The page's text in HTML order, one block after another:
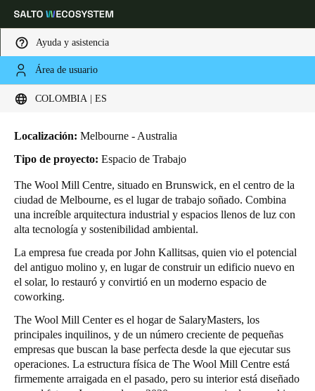
Ayuda y asistencia
Área de usuario
COLOMBIA | ES
Elija su ubicación y configuración de idioma
Global
Mexico
Colombia
Español
Chile
Español
HOME INDUSTRIAS
THE WOOL MILL CENTRE
The Wool Mill Centre
Localización: Melbourne - Australia
Tipo de proyecto: Espacio de Trabajo
The Wool Mill Centre, situado en Brunswick, en el centro de la
ciudad de Melbourne, es el lugar de trabajo soñado. Combina
una increíble arquitectura industrial y espacios llenos de luz con
alta tecnología y sostenibilidad ambiental.
La empresa fue creada por John Kallitsas, quien vio el potencial
del antiguo molino y, en lugar de construir un edificio nuevo en
el solar, lo restauró y convirtió en un moderno espacio de
coworking.
The Wool Mill Center es el hogar de SalaryMasters, los
principales inquilinos, y de un número creciente de pequeñas
empresas que buscan la base perfecta desde la que ejecutar sus
operaciones. La estructura física de The Wool Mill Centre está
firmemente arraigada en el pasado, pero su interior está diseñado